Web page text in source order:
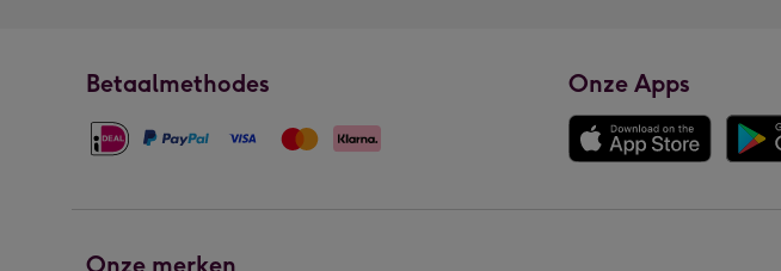
Betaalmethodes Onze Apps